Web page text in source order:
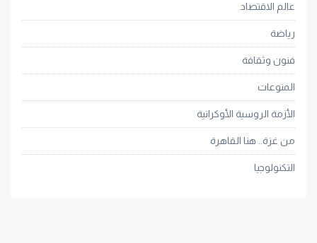
عالم الاقتصاد
رياضة
فنون وثقافة
المنوعات
الأزمة الروسية الأوكرانية
من غزة.. هنا القاهرة
التكنولوجيا